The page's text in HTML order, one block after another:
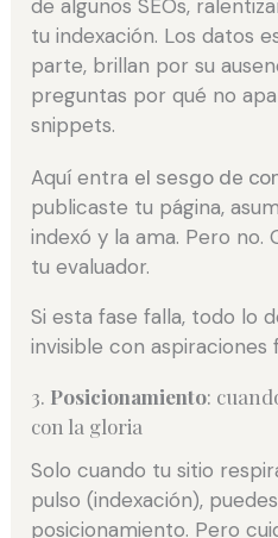
de algunos SEOs,
tu indexación. Los datos
parte, brillan por su
preguntas por qué no
snippets.
Aquí entra el sesgo de
publicaste tu página,
indexó y la ama. Pero no.
tu evaluador.
Si esta fase falla, todo lo
invisible con aspiraciones
3. Posicionamiento:
con la gloria
Solo cuando tu sitio
pulso (indexación),
posicionamiento. Pero